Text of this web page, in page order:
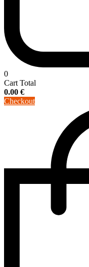
0
Cart Total
0.00 €
Checkout